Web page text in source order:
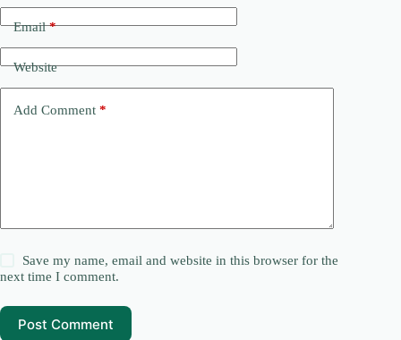
Email*
Website
Add Comment *
Save my name, email and website in this browser for the
next time I comment.
Post Comment